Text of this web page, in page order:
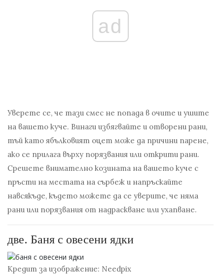
ad
Уверете се, че тази смес не попада в очите и ушите
на вашето куче. Винаги избягвайте и отворени рани,
тъй като ябълковият оцет може да причини парене,
ако се прилага върху порязвания или открити рани.
Срешете внимателно козината на вашето куче с
пръсти на местата на сърбеж и напръскайте
навсякъде, където можете да се уверите, че няма
рани или порязвания от надраскване или ухапване.
две. Баня с овесени ядки
Кредит за изображение: Needpix